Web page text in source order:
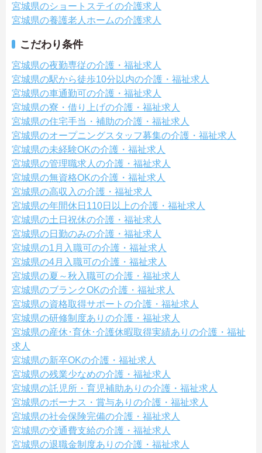
宮城県のショートステイの介護求人
宮城県の養護老人ホームの介護求人
こだわり条件
宮城県の夜勤専従の介護・福祉求人
宮城県の駅から徒歩10分以内の介護・福祉求人
宮城県の車通勤可の介護・福祉求人
宮城県の寮・借り上げの介護・福祉求人
宮城県の住宅手当・補助の介護・福祉求人
宮城県のオープニングスタッフ募集の介護・福祉求人
宮城県の未経験OKの介護・福祉求人
宮城県の管理職求人の介護・福祉求人
宮城県の無資格OKの介護・福祉求人
宮城県の高収入の介護・福祉求人
宮城県の年間休日110日以上の介護・福祉求人
宮城県の土日祝休の介護・福祉求人
宮城県の日勤のみの介護・福祉求人
宮城県の1月入職可の介護・福祉求人
宮城県の4月入職可の介護・福祉求人
宮城県の夏～秋入職可の介護・福祉求人
宮城県のブランクOKの介護・福祉求人
宮城県の資格取得サポートの介護・福祉求人
宮城県の研修制度ありの介護・福祉求人
宮城県の産休･育休･介護休暇取得実績ありの介護・福祉
求人
宮城県の新卒OKの介護・福祉求人
宮城県の残業少なめの介護・福祉求人
宮城県の託児所・育児補助ありの介護・福祉求人
宮城県のボーナス・賞与ありの介護・福祉求人
宮城県の社会保険完備の介護・福祉求人
宮城県の交通費支給の介護・福祉求人
宮城県の退職金制度ありの介護・福祉求人